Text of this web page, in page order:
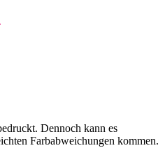
Dennoch kann es
Farbabweichungen kommen.